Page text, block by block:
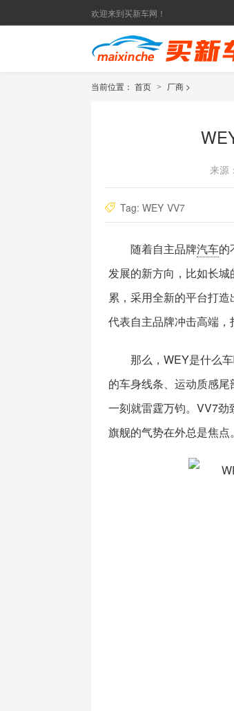
欢迎来到买新车网！
当前位置： 首页 > 厂商 >
来源：
Tag: WEY VV7
随着自主品牌汽车的
发展的新方向，比如长
累，采用全新的平台打
代表自主品牌冲击高端，
那么，WEY是什么
的车身线条、运动质感
一刻就雷霆万钧。VV7
旗舰的气势在外总是焦点。